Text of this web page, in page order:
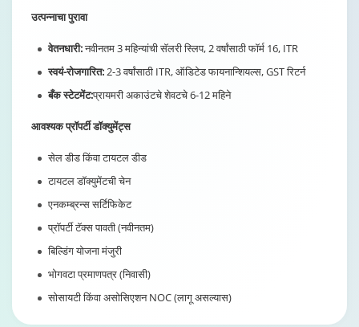
उत्पन्नाचा पुरावा
वेतनधारी:नवीनतम 3 महिन्यांची सॅलरी स्लिप, 2 वर्षांसाठी फॉर्म 16, ITR
स्वयं-रोजगारित: 2-3 वर्षांसाठी ITR, ऑडिटेड फायनान्शियल्स, GST रिटर्न
बँक स्टेटमेंट:प्रायमरी अकाउंटचे शेवटचे 6-12 महिने
आवश्यक प्रॉपर्टी डॉक्युमेंट्स
सेल डीड किंवा टायटल डीड
टायटल डॉक्युमेंटची चेन
एनकम्ब्रन्स सर्टिफिकेट
प्रॉपर्टी टॅक्स पावती (नवीनतम)
बिल्डिंग योजना मंजुरी
भोगवटा प्रमाणपत्र (निवासी)
सोसायटी किंवा असोसिएशन NOC (लागू असल्यास)